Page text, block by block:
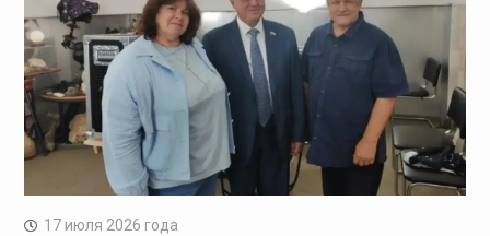
17 июля 2026 года